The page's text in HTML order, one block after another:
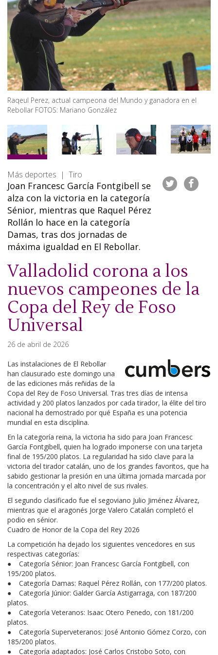
Raqeul Perez, actual campeona del Mundo y ganadora en el
Rebollar FOTOS: Mariano González
Más deportes | Tiro
Joan Francesc García Fontgibell se
alza con la victoria en la categoría
Sénior, mientras que Raquel Pérez
Rollán lo hace en la categoría
Damas, tras dos jornadas de
máxima igualdad en El Rebollar.
Valladolid corona a los
nuevos campeones de la
Copa del Rey de Foso
Universal
26 de abril de 2026
Las instalaciones de El Rebollar
han clausurado este domingo una
de las ediciones más reñidas de la
Copa del Rey de Foso Universal. Tras tres días de intensa
actividad y 200 platos lanzados por cada tirador, la élite del tiro
nacional ha demostrado por qué España es una potencia
mundial en esta disciplina.
En la categoría reina, la victoria ha sido para Joan Francesc
García Fontgibell, quien ha logrado imponerse con una tarjeta
final de 195/200 platos. La regularidad ha sido clave para la
victoria del tirador catalán, uno de los grandes favoritos, que ha
sabido gestionar la presión en una última jornada marcada por
la concentración y el alto nivel de sus rivales.
El segundo clasificado fue el segoviano Julio Jiménez Álvarez,
mientras que el aragonés Jorge Valero Catalán completó el
podio en sénior.
Cuadro de Honor de la Copa del Rey 2026
La competición ha dejado los siguientes vencedores en sus
respectivas categorías:
● Categoría Sénior: Joan Francesc García Fontgibell, con
195/200 platos.
● Categoría Damas: Raquel Pérez Rollán, con 177/200 platos.
● Categoría Júnior: Galder García Astigarraga, con 187/200
platos.
● Categoría Veteranos: Isaac Otero Penedo, con 181/200
platos.
● Categoría Superveteranos: José Antonio Gómez Corzo, con
185/200 platos.
● Categoría adaptados: José Carlos Cristobo Soto, con